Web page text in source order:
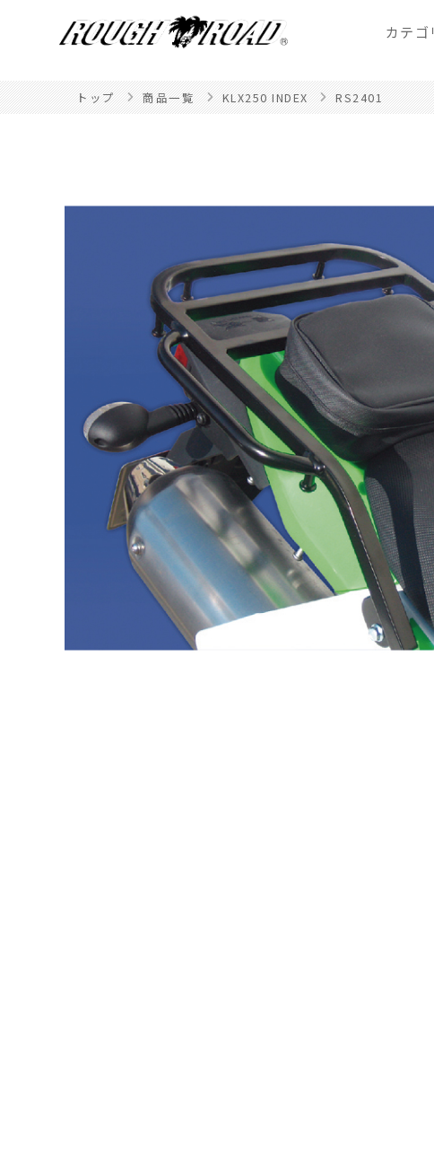
カテゴ
トップ 商品一覧 KLX250 INDEX RS2401